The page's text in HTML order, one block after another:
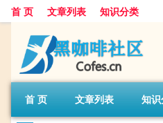
首 页 文章列表 知识分类
首 页 文章列表 知